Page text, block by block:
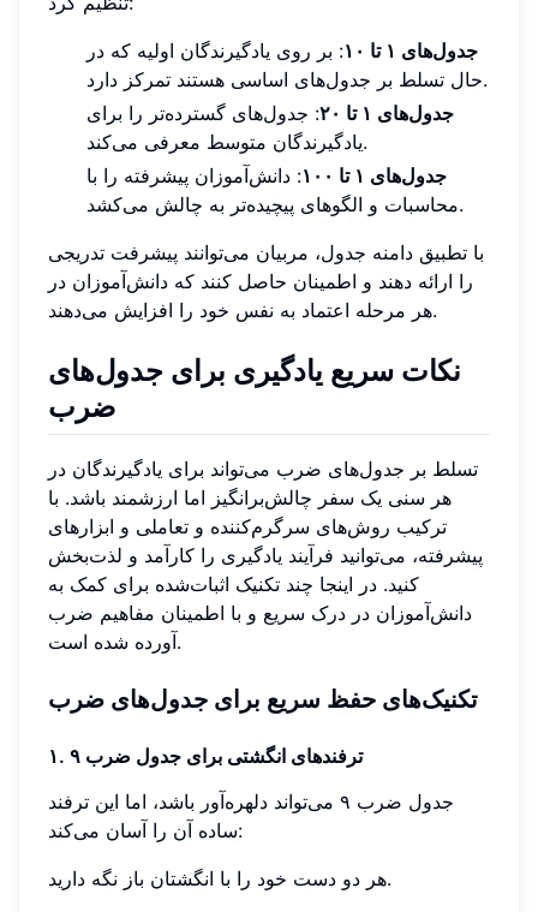
جدول‌های ۱ تا ۱۰
: بر روی یادگیرندگان اولیه که در
حال تسلط بر جدول‌های اساسی هستند تمرکز دارد.
جدول‌های ۱ تا ۲۰
: جدول‌های گسترده‌تر را برای
یادگیرندگان متوسط معرفی می‌کند.
جدول‌های ۱ تا ۱۰۰
: دانش‌آموزان پیشرفته را با
محاسبات و الگوهای پیچیده‌تر به چالش می‌کشد.
با تطبیق دامنه جدول، مربیان می‌توانند پیشرفت تدریجی
را ارائه دهند و اطمینان حاصل کنند که دانش‌آموزان در
هر مرحله اعتماد به نفس خود را افزایش می‌دهند.
نکات سریع یادگیری برای جدول‌های
ضرب
تسلط بر جدول‌های ضرب می‌تواند برای یادگیرندگان در
هر سنی یک سفر چالش‌برانگیز اما ارزشمند باشد. با
ترکیب روش‌های سرگرم‌کننده و تعاملی و ابزارهای
پیشرفته، می‌توانید فرآیند یادگیری را کارآمد و لذت‌بخش
کنید. در اینجا چند تکنیک اثبات‌شده برای کمک به
دانش‌آموزان در درک سریع و با اطمینان مفاهیم ضرب
آورده شده است.
تکنیک‌های حفظ سریع برای جدول‌های ضرب
۱. ترفندهای انگشتی برای جدول ضرب ۹
جدول ضرب ۹ می‌تواند دلهره‌آور باشد، اما این ترفند
ساده آن را آسان می‌کند:
هر دو دست خود را با انگشتان باز نگه دارید.